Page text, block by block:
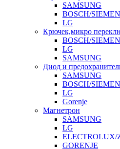
SAMSUNG
BOSCH/
LG
Крючек,микро
BOSCH/
LG
SAMSUNG
Диод и
SAMSUNG
BOSCH/
LG
Gorenje
Магнетрон
SAMSUNG
LG
ELECTROLUX/
GORENJE